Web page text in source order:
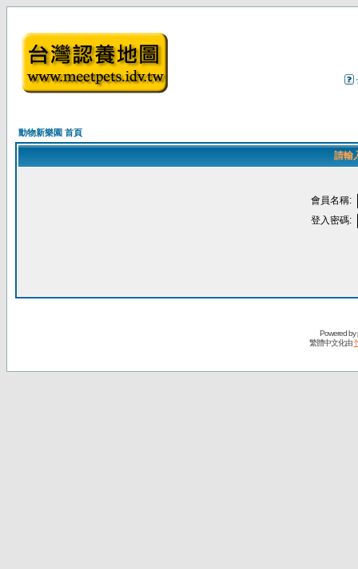
動物新樂園 首頁
請輸
會員名稱:
登入密碼:
Powered by
繁體中文化由